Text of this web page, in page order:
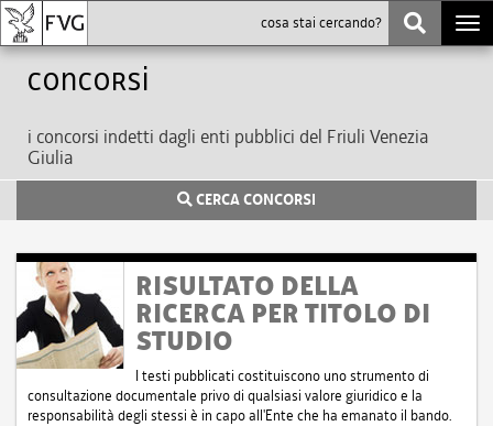
Concorsi
i concorsi indetti dagli enti pubblici del Friuli Venezia
Giulia
CERCA CONCORSI
RISULTATO DELLA
RICERCA PER TITOLO DI
STUDIO
I testi pubblicati costituiscono uno strumento di
consultazione documentale privo di qualsiasi valore giuridico e la
responsabilità degli stessi è in capo all'Ente che ha emanato il bando.